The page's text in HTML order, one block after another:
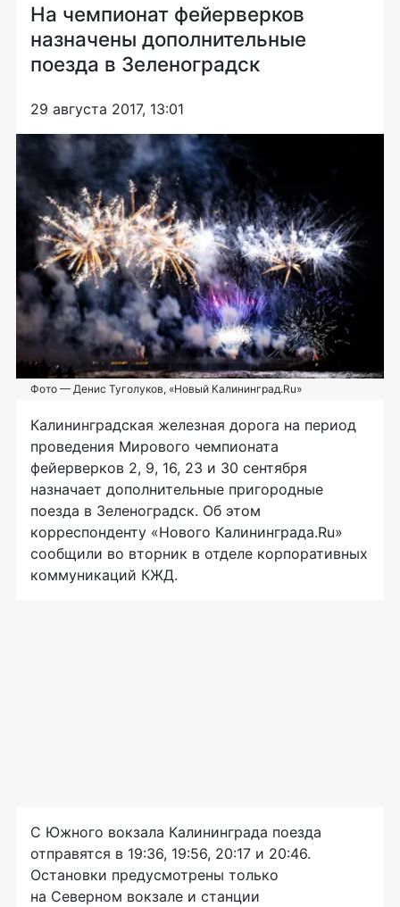
На чемпионат фейерверков
назначены дополнительные
поезда в Зеленоградск
29 августа 2017, 13:01
Фото — Денис Туголуков, «Новый Калининград.Ru»
Калининградская железная дорога на период
проведения Мирового чемпионата
фейерверков 2, 9, 16, 23 и 30 сентября
назначает дополнительные пригородные
поезда в Зеленоградск. Об этом
корреспонденту «Нового Калининграда.Ru»
сообщили во вторник в отделе корпоративных
коммуникаций КЖД.
С Южного вокзала Калининграда поезда
отправятся в 19:36, 19:56, 20:17 и 20:46.
Остановки предусмотрены только
на Северном вокзале и станции